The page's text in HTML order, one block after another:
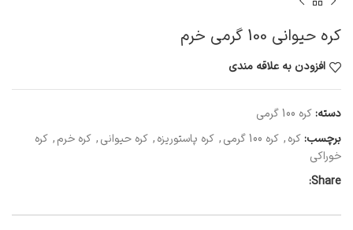
کره حیوانی 100 گرمی خرم
افزودن به علاقه مندی
دسته:کره 100 گرمی
برچسب:کره, کره 100 گرمی , کره پاستوریزه, کره حیوانی, کره خرم, کره
خوراکی
Share: